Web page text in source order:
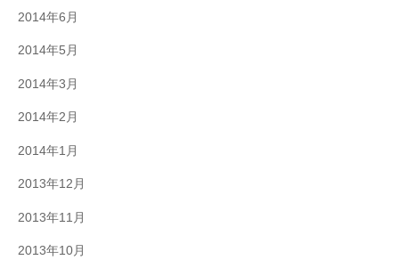
2014年6月
2014年5月
2014年3月
2014年2月
2014年1月
2013年12月
2013年11月
2013年10月